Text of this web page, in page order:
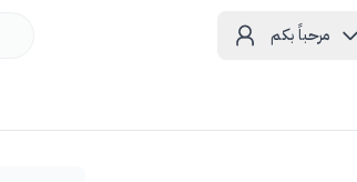
مرحباً بكم